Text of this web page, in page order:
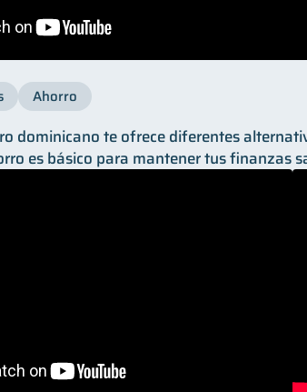
Ahorro
dominicano te ofrece diferentes
es básico para mantener tus finanzas